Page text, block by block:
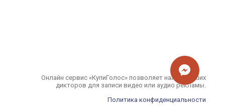
Онлайн сервис «КупиГолос» позволяет найти лучших
дикторов для записи видео или аудио рекламы.
Политика конфиденциальности